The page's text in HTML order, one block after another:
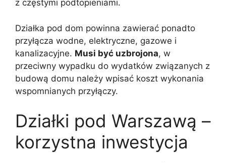
z częstymi podtopieniami.
Działka pod dom powinna zawierać ponadto
przyłącza wodne, elektryczne, gazowe i
kanalizacyjne. Musi być uzbrojona, w
przeciwny wypadku do wydatków związanych z
budową domu należy wpisać koszt wykonania
wspomnianych przyłączy.
Działki pod Warszawą –
korzystna inwestycja